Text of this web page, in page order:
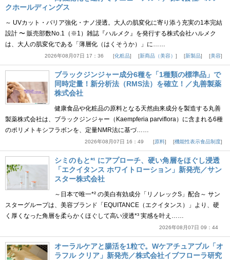
クホールディングス
～ UVカット・バリア強化・ナノ浸透。大人の肌変化に寄り添う充実の1本完結
設計 〜 販売部数No.1（※1）雑誌『ハルメク』を発行する株式会社ハルメク
は、大人の肌変化である「薄層化（はくそうか）」に……
2026年08月07日 17：36 化粧品 新商品（美容） 新製品 美容
ブラックジンジャー成分6種を「1種類の標準品」で
同時定量！新分析法（RMS法）を確立！／丸善製薬
株式会社
健康食品や化粧品の原料となる天然由来成分を製造する丸善
製薬株式会社は、ブラックジンジャー（Kaempferia parviflora）に含まれる6種
のポリメトキシフラボンを、定量NMR法に基づ……
2026年08月07日 16：49 原料 機能性表示食品制度
シミのもと*¹ にアプローチ、硬い角層をほぐし浸透
「エクイタンス ホワイトローション」新発売／サン
スター株式会社
～日本で唯一*² の美白有効成分「リノレックS」配合～ サン
スターグループは、美容ブランド「EQUITANCE（エクイタンス）」より、硬
く厚くなった角層を柔らかくほぐして高い浸透*³ 実感を叶え……
2026年08月07日 09：44
オーラルケアと腸活を1粒で。Wケアチュアブル「オ
ラフル クリア」新発売／株式会社イブフローラ研究